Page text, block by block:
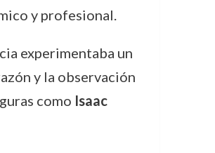
y profesional.
experimentaba un
y la observación
como Isaac